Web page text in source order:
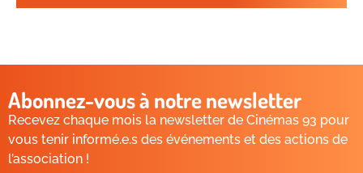
Abonnez-vous à notre newsletter
Recevez chaque mois la newsletter de Cinémas 93 pour
vous tenir informé.e.s des événements et des actions de
l’association !